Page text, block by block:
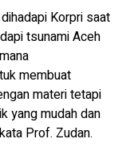
Korpri saat
tsunami Aceh
membuat
materi tetapi
yang mudah dan
Prof. Zudan.